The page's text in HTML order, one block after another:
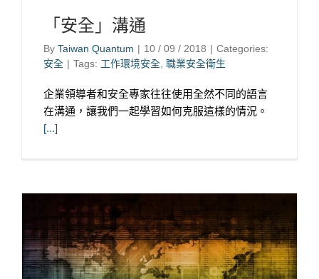
「安全」溝通
By Taiwan Quantum | 10 / 09 / 2018 | Categories:
安全 | Tags: 工作環境安全, 職業安全衛生
企業領導者和安全專家往往使用全然不同的語言
在溝通，讓我們一起學習如何克服這樣的情況。
[...]